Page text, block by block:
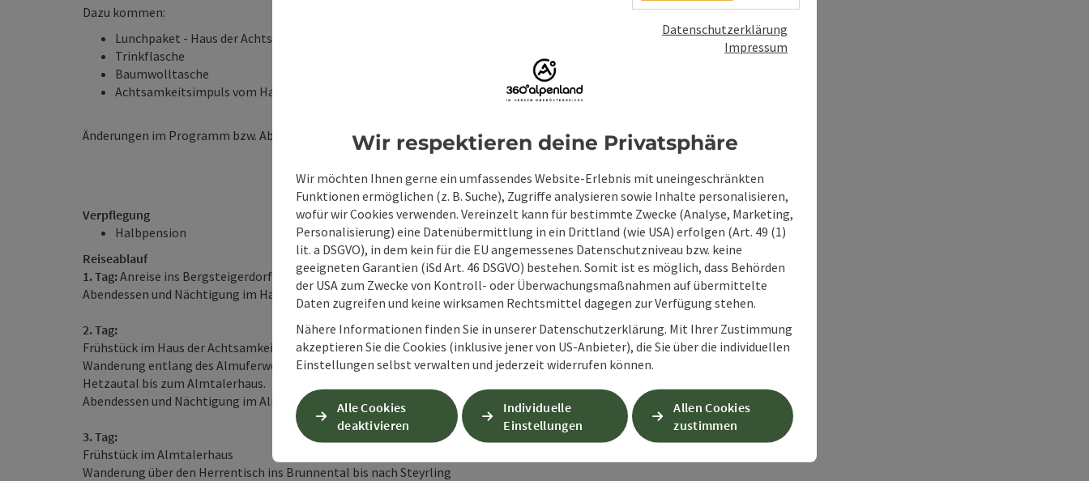
Dazu kommen:
Lunchpaket - Haus der Achtsamkeit
Trinkflasche
Baumwolltasche
Achtsamkeitsimpuls vom Haus der Achtsamkeit am Tag der Anreise
Änderungen im Programm bzw. Ablauf möglich!
Verpflegung
Halbpension
Reiseablauf
1. Tag:Anreise ins Bergsteigerdorf Grünau im Almtal ins Haus der Achtsamkeit
Abendessen und Nächtigung im Haus der Achtsamkeit
2. Tag:
Frühstück im Haus der Achtsamkeit
Wanderung entlang des Almuferweges "Genuss am Almfluss" bis zum Jagersimmerl, danach geht es ins
Hetzautal bis zum Almtalerhaus.
Abendessen und Nächtigung im Almtalerhaus
3. Tag:
Frühstück im Almtalerhaus
Wanderung über den Herrentisch ins Brunnental bis nach Steyrling
Datenschutzerklärung
Impressum
Wir respektieren deine Privatsphäre
Wir möchten Ihnen gerne ein umfassendes Website-Erlebnis mit uneingeschränkten
Funktionen ermöglichen (z. B. Suche), Zugriffe analysieren sowie Inhalte personalisieren,
wofür wir Cookies verwenden. Vereinzelt kann für bestimmte Zwecke (Analyse, Marketing,
Personalisierung) eine Datenübermittlung in ein Drittland (wie USA) erfolgen (Art. 49 (1)
lit. a DSGVO), in dem kein für die EU angemessenes Datenschutzniveau bzw. keine
geeigneten Garantien (iSd Art. 46 DSGVO) bestehen. Somit ist es möglich, dass Behörden
der USA zum Zwecke von Kontroll- oder Überwachungsmaßnahmen auf übermittelte
Daten zugreifen und keine wirksamen Rechtsmittel dagegen zur Verfügung stehen.
Nähere Informationen finden Sie in unserer Datenschutzerklärung. Mit Ihrer Zustimmung
akzeptieren Sie die Cookies (inklusive jener von US-Anbieter), die Sie über die individuellen
Einstellungen selbst verwalten und jederzeit widerrufen können.
Alle Cookies
deaktivieren
Individuelle
Einstellungen
Allen Cookies
zustimmen